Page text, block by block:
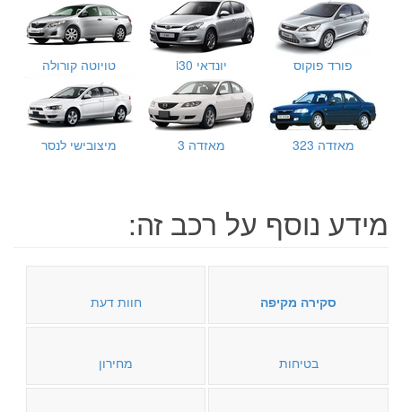
פורד פוקוס יונדאי i30 טויוטה קורולה
מאזדה 323 מאזדה 3 מיצובישי לנסר
מידע נוסף על רכב זה:
סקירה מקיפה חוות דעת
בטיחות מחירון